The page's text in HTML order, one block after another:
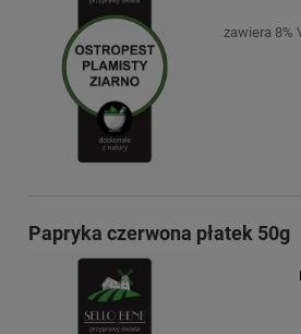
zawiera 8%
Papryka czerwona płatek 50g